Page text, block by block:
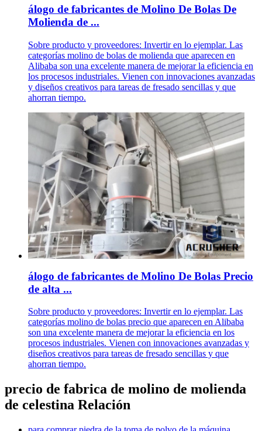
álogo de fabricantes de Molino De Bolas De
Molienda de ...
Sobre producto y proveedores: Invertir en lo ejemplar. Las
categorías molino de bolas de molienda que aparecen en
Alibaba son una excelente manera de mejorar la eficiencia en
los procesos industriales. Vienen con innovaciones avanzadas
y diseños creativos para tareas de fresado sencillas y que
ahorran tiempo.
álogo de fabricantes de Molino De Bolas Precio
de alta ...
Sobre producto y proveedores: Invertir en lo ejemplar. Las
categorías molino de bolas precio que aparecen en Alibaba
son una excelente manera de mejorar la eficiencia en los
procesos industriales. Vienen con innovaciones avanzadas y
diseños creativos para tareas de fresado sencillas y que
ahorran tiempo.
precio de fabrica de molino de molienda
de celestina Relación